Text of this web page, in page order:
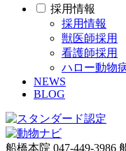
採用情報
採用情報
獣医師採用
看護師採用
ハロー動物
NEWS
BLOG
船橋本院 047-449-3986